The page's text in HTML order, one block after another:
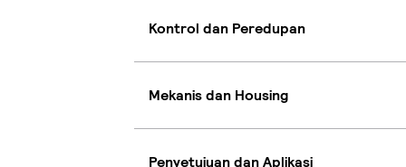
Kontrol dan Peredupan
Mekanis dan Housing
Penyetujuan dan Aplikasi